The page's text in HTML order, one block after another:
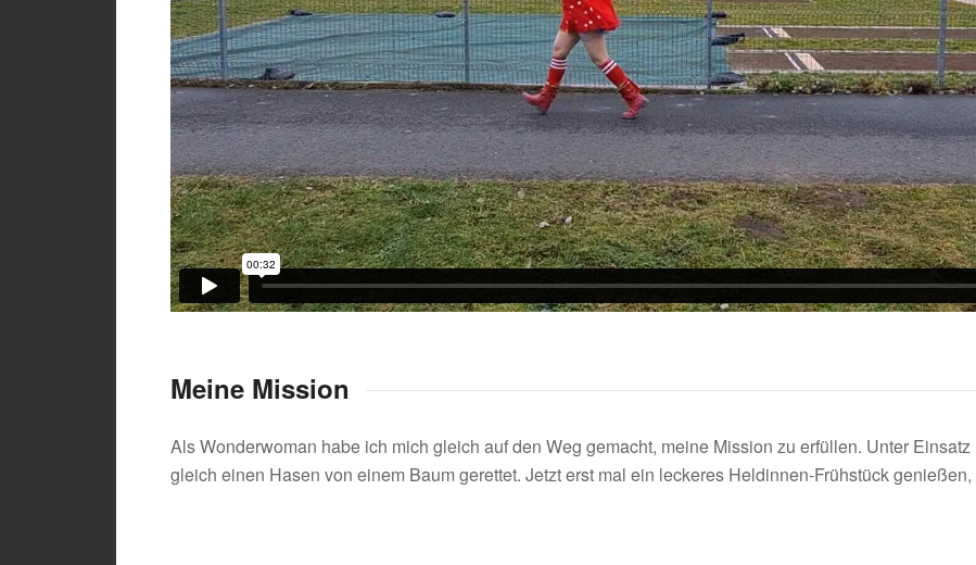
Meine Mission
Als Wonderwoman habe ich mich gleich auf den Weg gemacht, meine Mission zu erfüllen. Unter
gleich einen Hasen von einem Baum gerettet. Jetzt erst mal ein leckeres Heldinnen-Frühstück